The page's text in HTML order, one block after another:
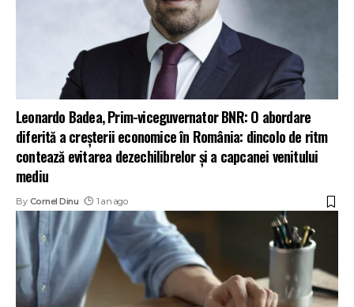
Leonardo Badea, Prim-viceguvernator BNR: O abordare
diferită a creșterii economice în România: dincolo de ritm
contează evitarea dezechilibrelor și a capcanei venitului
mediu
By Cornel Dinu 1 an ago